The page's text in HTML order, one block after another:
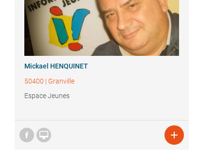
Mickael HENQUINET
50400 | Granville
Espace Jeunes
 